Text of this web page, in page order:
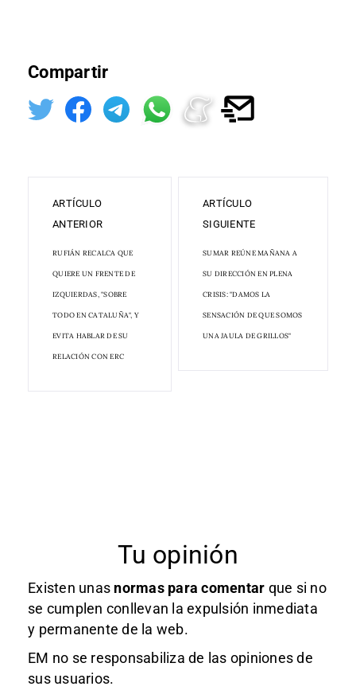
Compartir
ARTÍCULO
ANTERIOR
RUFIÁN RECALCA QUE
QUIERE UN FRENTE DE
IZQUIERDAS, "SOBRE
TODO EN CATALUÑA", Y
EVITA HABLAR DE SU
RELACIÓN CON ERC
ARTÍCULO
SIGUIENTE
SUMAR REÚNE MAÑANA A
SU DIRECCIÓN EN PLENA
CRISIS: "DAMOS LA
SENSACIÓN DE QUE SOMOS
UNA JAULA DE GRILLOS"
Tu opinión
Existen unas normas para comentar que si no
se cumplen conllevan la expulsión inmediata
y permanente de la web.
EM no se responsabiliza de las opiniones de
sus usuarios.